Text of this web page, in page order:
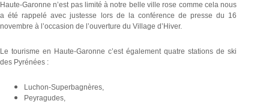
Haute-Garonne n’est pas limité à notre belle ville rose comme cela nous
a été rappelé avec justesse lors de la conférence de presse du 16
novembre à l’occasion de l’ouverture du Village d’Hiver.
Le tourisme en Haute-Garonne c’est également quatre stations de ski
des Pyrénées :
Luchon-Superbagnères,
Peyragudes,